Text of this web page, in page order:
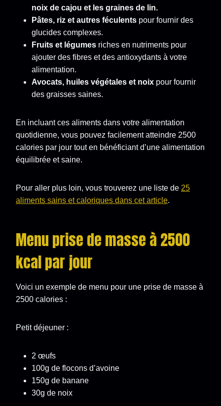
noix de cajou et les graines de lin.
Pâtes, riz et autres féculents pour fournir des
glucides complexes.
Fruits et légumes riches en nutriments pour
ajouter des fibres et des antioxydants à votre
alimentation.
Avocats, huiles végétales et noix pour fournir
des graisses saines.
En incluant ces aliments dans votre alimentation
quotidienne, vous pouvez facilement atteindre 2500
calories par jour tout en bénéficiant d’une alimentation
équilibrée et saine.
Pour aller plus loin, vous trouverez une liste de 25
aliments sains et caloriques dans cet article.
Menu prise de masse à 2500
kcal par jour
Voici un exemple de menu pour une prise de masse à
2500 calories :
Petit déjeuner :
2 œufs
100g de flocons d’avoine
150g de banane
30g de noix